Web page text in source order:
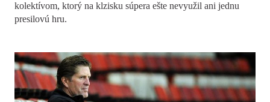
kolektívom, ktorý na klzisku súpera ešte nevyužil ani jednu
presilovú hru.